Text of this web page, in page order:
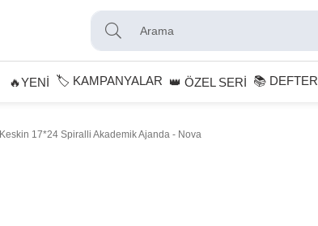
🔥YENİ 🏷️ KAMPANYALAR 👑 ÖZEL SERİ 📚 DEFTER
Keskin 17*24 Spiralli Akademik Ajanda - Nova